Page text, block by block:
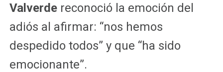
Valverdereconoció la emoción del
adiós al afirmar: “nos hemos
despedido todos” y que “ha sido
emocionante”.